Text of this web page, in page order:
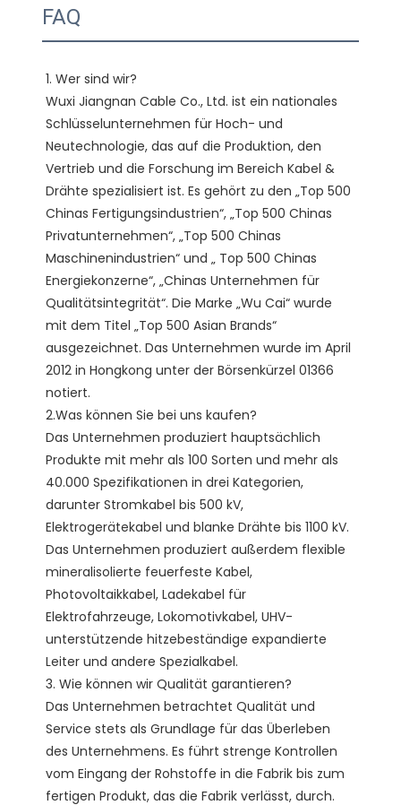
FAQ
1. Wer sind wir?
Wuxi Jiangnan Cable Co., Ltd. ist ein nationales
Schlüsselunternehmen für Hoch- und
Neutechnologie, das auf die Produktion, den
Vertrieb und die Forschung im Bereich Kabel &
Drähte spezialisiert ist. Es gehört zu den „Top 500
Chinas Fertigungsindustrien“, „Top 500 Chinas
Privatunternehmen“, „Top 500 Chinas
Maschinenindustrien“ und „ Top 500 Chinas
Energiekonzerne“, „Chinas Unternehmen für
Qualitätsintegrität“. Die Marke „Wu Cai“ wurde
mit dem Titel „Top 500 Asian Brands“
ausgezeichnet. Das Unternehmen wurde im April
2012 in Hongkong unter der Börsenkürzel 01366
notiert.
2.Was können Sie bei uns kaufen?
Das Unternehmen produziert hauptsächlich
Produkte mit mehr als 100 Sorten und mehr als
40.000 Spezifikationen in drei Kategorien,
darunter Stromkabel bis 500 kV,
Elektrogerätekabel und blanke Drähte bis 1100 kV.
Das Unternehmen produziert außerdem flexible
mineralisolierte feuerfeste Kabel,
Photovoltaikkabel, Ladekabel für
Elektrofahrzeuge, Lokomotivkabel, UHV-
unterstützende hitzebeständige expandierte
Leiter und andere Spezialkabel.
3. Wie können wir Qualität garantieren?
Das Unternehmen betrachtet Qualität und
Service stets als Grundlage für das Überleben
des Unternehmens. Es führt strenge Kontrollen
vom Eingang der Rohstoffe in die Fabrik bis zum
fertigen Produkt, das die Fabrik verlässt, durch.